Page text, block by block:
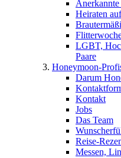
Heiraten
LGBT,
Paare
Honeymoon-
Darum
Kontakt
Jobs
Das Team
Reise-
Messen,